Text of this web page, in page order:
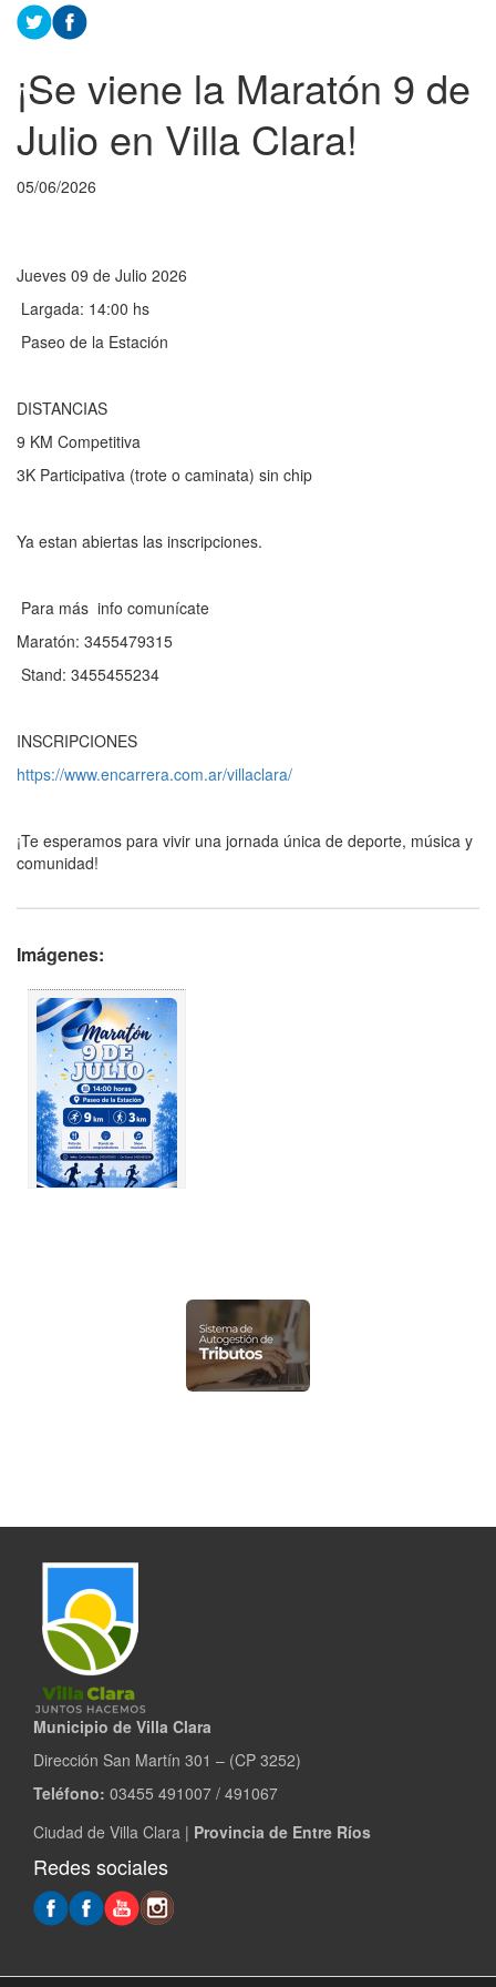
¡Se viene la Maratón 9 de
Julio en Villa Clara!
05/06/2026
Jueves 09 de Julio 2026
Largada: 14:00 hs
Paseo de la Estación
DISTANCIAS
9 KM Competitiva
3K Participativa (trote o caminata) sin chip
Ya estan abiertas las inscripciones.
Para más info comunícate
Maratón: 3455479315
Stand: 3455455234
INSCRIPCIONES
https://www.encarrera.com.ar/villaclara/
¡Te esperamos para vivir una jornada única de deporte, música y
comunidad!
Imágenes:
Municipio de Villa Clara
Dirección San Martín 301 – (CP 3252)
Teléfono: 03455 491007 / 491067
Ciudad de Villa Clara | Provincia de Entre Ríos
Redes sociales